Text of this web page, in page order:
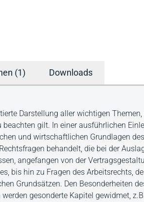
(1) Downloads
Darstellung aller wichtigen
gilt. In einer ausführlichen
und wirtschaftlichen Grundlagen
behandelt, die bei der
angefangen von der
bis hin zu Fragen des Arbeitsrechts,
Grundsätzen. Den Besonderheiten
gesonderte Kapitel gewidmet,